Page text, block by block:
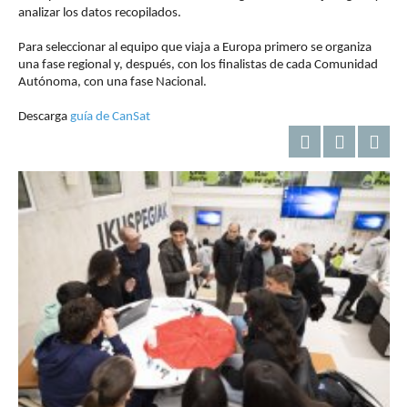
analizar los datos recopilados.
Para seleccionar al equipo que viaja a Europa primero se organiza
una fase regional y, después, con los finalistas de cada Comunidad
Autónoma, con una fase Nacional.
Descarga guía de CanSat